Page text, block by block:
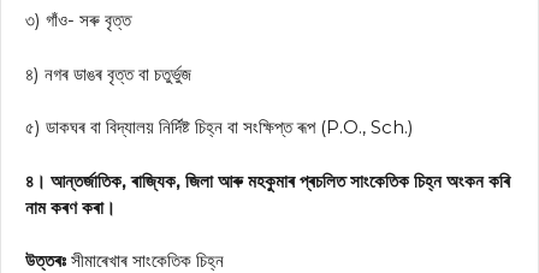
৩) গাঁও- সৰু বৃত্ত
৪) নগৰ ডাঙৰ বৃত্ত বা চতুর্ভুজ
৫) ডাকঘৰ বা বিদ্যালয় নির্দিষ্ট চিহ্ন বা সংক্ষিপ্ত ৰূপ (P.O., Sch.)
৪। আন্তর্জাতিক, ৰাজ্যিক, জিলা আৰু মহকুমাৰ প্ৰচলিত সাংকেতিক চিহ্ন অংকন কৰি
নাম কৰণ কৰা।
উত্তৰঃ সীমাৰেখাৰ সাংকেতিক চিহ্ন